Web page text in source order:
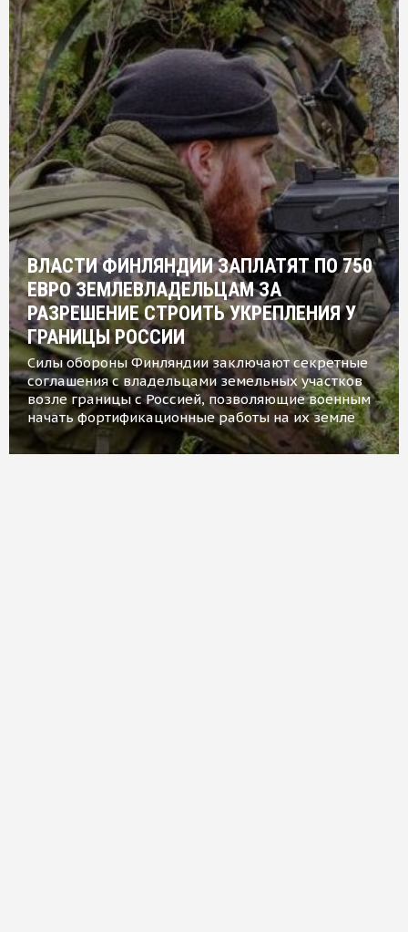
ВЛАСТИ ФИНЛЯНДИИ ЗАПЛАТЯТ ПО 750
ЕВРО ЗЕМЛЕВЛАДЕЛЬЦАМ ЗА
РАЗРЕШЕНИЕ СТРОИТЬ УКРЕПЛЕНИЯ У
ГРАНИЦЫ РОССИИ
Силы обороны Финляндии заключают секретные
соглашения с владельцами земельных участков
возле границы с Россией, позволяющие военным
начать фортификационные работы на их земле